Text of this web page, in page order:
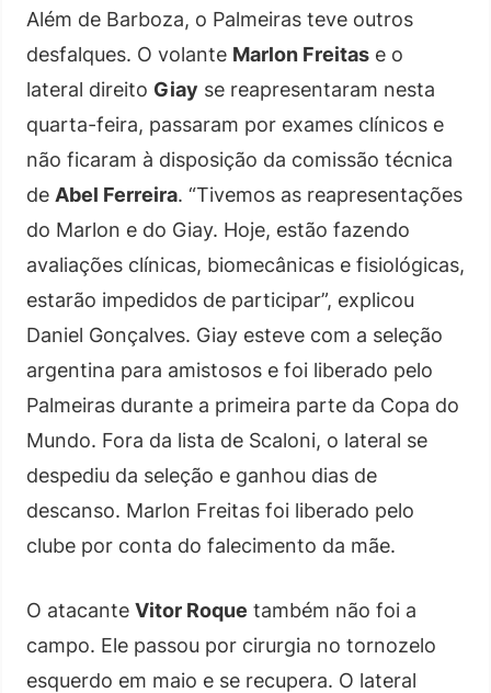
Além de Barboza, o Palmeiras teve outros
desfalques. O volante Marlon Freitas e o
lateral direito Giay se reapresentaram nesta
quarta-feira, passaram por exames clínicos e
não ficaram à disposição da comissão técnica
de Abel Ferreira. “Tivemos as reapresentações
do Marlon e do Giay. Hoje, estão fazendo
avaliações clínicas, biomecânicas e fisiológicas,
estarão impedidos de participar”, explicou
Daniel Gonçalves. Giay esteve com a seleção
argentina para amistosos e foi liberado pelo
Palmeiras durante a primeira parte da Copa do
Mundo. Fora da lista de Scaloni, o lateral se
despediu da seleção e ganhou dias de
descanso. Marlon Freitas foi liberado pelo
clube por conta do falecimento da mãe.
O atacante Vitor Roque também não foi a
campo. Ele passou por cirurgia no tornozelo
esquerdo em maio e se recupera. O lateral